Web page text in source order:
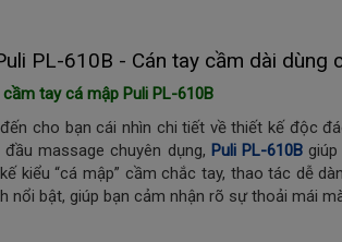
PL-610B - Cán tay cầm dài dùng
tay cá mập Puli PL-610B
cho bạn cái nhìn chi tiết về thiết kế độc
massage chuyên dụng, Puli PL-610Bgiúp
kiểu “cá mập” cầm chắc tay, thao tác dễ
bật, giúp bạn cảm nhận rõ sự thoải mái